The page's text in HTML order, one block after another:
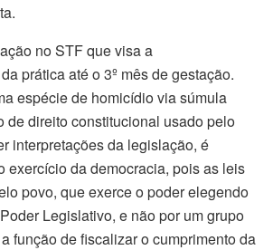
no STF que visa a
prática até o 3º mês de gestação.
espécie de homicídio via súmula
de direito constitucional usado pelo
interpretações da legislação, é
exercício da democracia, pois as leis
povo, que exerce o poder elegendo
Legislativo, e não por um grupo
função de fiscalizar o cumprimento da